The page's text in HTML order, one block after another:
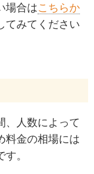
場合はこちらか
てみてください
、人数によって
料金の相場には
。